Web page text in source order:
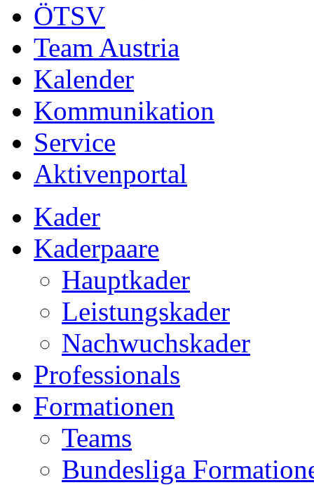
ÖTSV
Team Austria
Kalender
Kommunikation
Service
Aktivenportal
Kader
Kaderpaare
Hauptkader
Leistungskader
Nachwuchskader
Professionals
Formationen
Teams
Bundesliga